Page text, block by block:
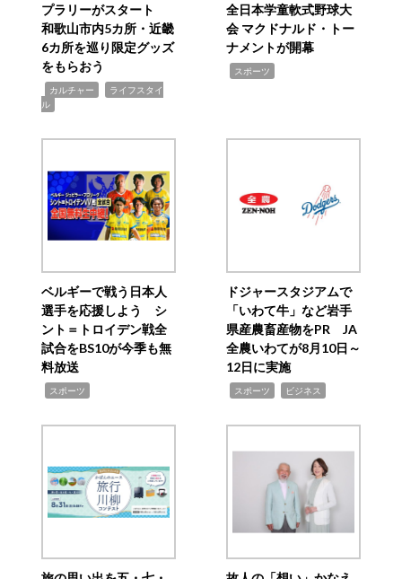
プラリーがスタート
和歌山市内5カ所・近畿
6カ所を巡り限定グッズ
をもらおう
カルチャー
ライフスタイ
ル
全日本学童軟式野球大
会 マクドナルド・トー
ナメントが開幕
スポーツ
ベルギーで戦う日本人
選手を応援しよう シ
ント＝トロイデン戦全
試合をBS10が今季も無
料放送
スポーツ
ドジャースタジアムで
「いわて牛」など岩手
県産農畜産物をPR JA
全農いわてが8月10日～
12日に実施
スポーツ ビジネス